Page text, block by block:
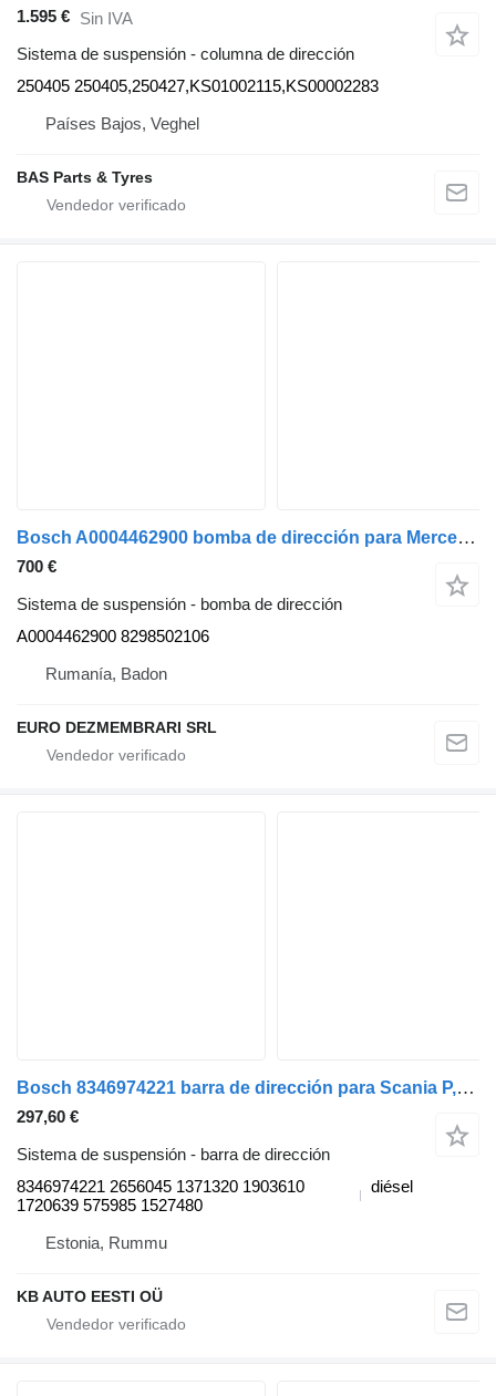
1.595 € Sin IVA
Sistema de suspensión - columna de dirección
250405 250405,250427,KS01002115,KS00002283
Países Bajos, Veghel
BAS Parts & Tyres
Bosch A0004462900 bomba de dirección para Mercedes-Benz camión
700 €
Sistema de suspensión - bomba de dirección
A0004462900 8298502106
Rumanía, Badon
EURO DEZMEMBRARI SRL
Bosch 8346974221 barra de dirección para Scania P,G,R,T-series (2004-2017) camión
297,60 €
Sistema de suspensión - barra de dirección
8346974221 2656045 1371320 1903610
1720639 575985 1527480
diésel
Estonia, Rummu
KB AUTO EESTI OÜ